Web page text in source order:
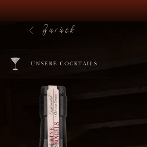
Zurück
UNSERE COCKTAILS